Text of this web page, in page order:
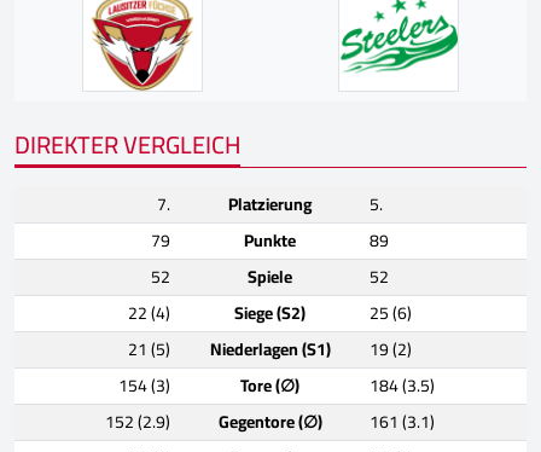
DIREKTER VERGLEICH
7. Platzierung
5.
79
Punkte
89
52
Spiele
52
22 (4)
Siege (S2)
25 (6)
21 (5)
Niederlagen (S1)
19 (2)
154 (3)
Tore (∅)
184 (3.5)
152 (2.9)
Gegentore (∅)
161 (3.1)